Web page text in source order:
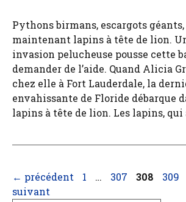
Pythons birmans, escargots
maintenant lapins à tête de lion.
invasion pelucheuse pousse cette
demander de l’aide. Quand Alicia
chez elle à Fort Lauderdale, la
envahissante de Floride débarque
lapins à tête de lion. Les lapins, qui
← précédent Page
1 … Page
307 Page
308 Page
309
suivant